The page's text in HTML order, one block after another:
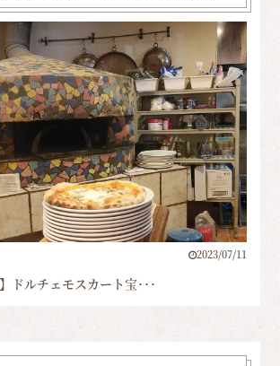
2023/07/11
ドルチェモスカート宝･･･